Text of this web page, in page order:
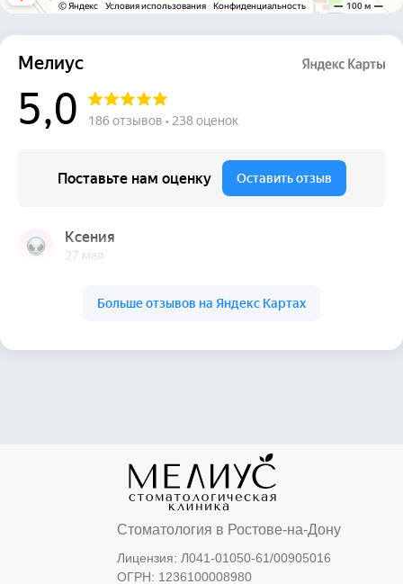
Портфолио
Лечение зубов
Элайнеры
info@meliusclinic.ru